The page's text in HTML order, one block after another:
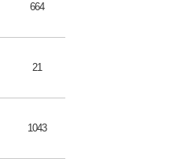
664
21
1043